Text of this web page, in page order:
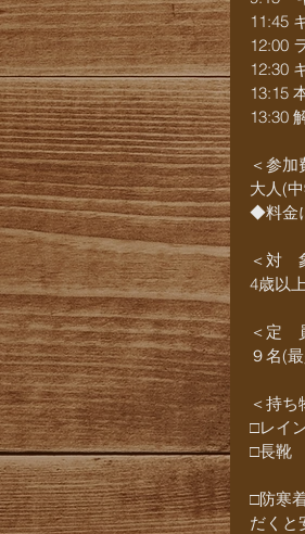
11:45
12:00
12:30
13:15
13:30
＜参加
大人(
◆料金
＜対　
4歳以上
＜定　
９名(
＜持
□レイ
□長靴
必要
□防寒
だくと